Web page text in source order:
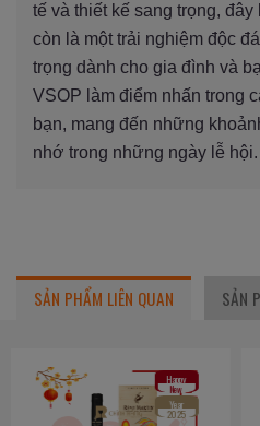
tế và thiết kế sang trọng,
còn là một trải nghiệm độc
trọng dành cho gia đình và
VSOP làm điểm nhấn trong
bạn, mang đến những
nhớ trong những ngày lễ hội.
SẢN PHẨM LIÊN QUAN SẢN
Tạm hết Happy
New
Year
2025